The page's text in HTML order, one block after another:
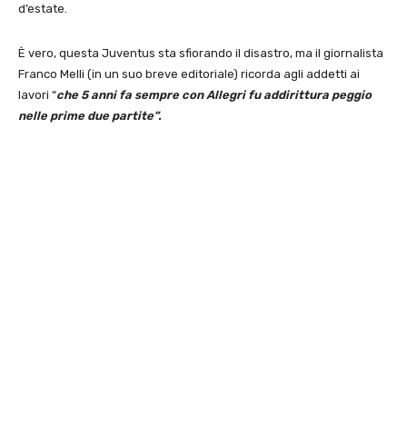
d’estate.
È vero, questa Juventus sta sfiorando il disastro, ma il giornalista
Franco Melli (in un suo breve editoriale) ricorda agli addetti ai
lavori “che 5 anni fa sempre con Allegri fu addirittura peggio
nelle prime due partite”.